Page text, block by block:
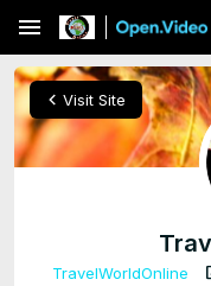
menu
chevron_left Visit Site
TravelWorldOnline